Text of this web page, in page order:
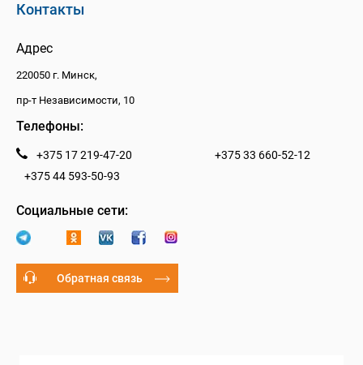
Контакты
Адрес
220050 г. Минск,
пр-т Независимости, 10
Телефоны:
+375 17 219-47-20
+375 33 660-52-12
+375 44 593-50-93
Социальные сети:
Обратная связь